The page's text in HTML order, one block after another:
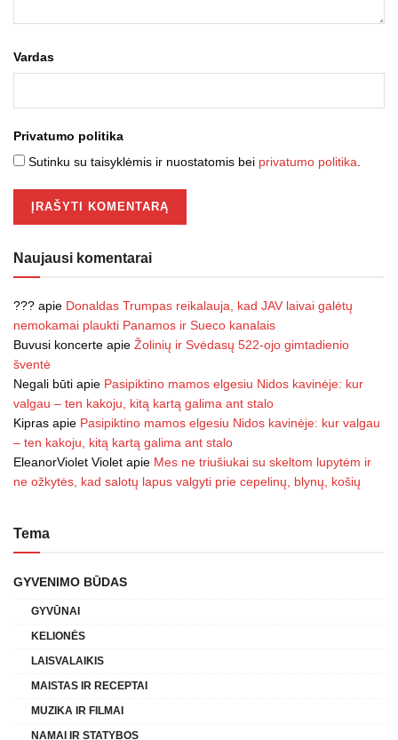
Vardas
Privatumo politika
Sutinku su taisyklėmis ir nuostatomis bei privatumo politika
Naujausi komentarai
??? apie Donaldas Trumpas reikalauja, kad JAV laivai galėtų
nemokamai plaukti Panamos ir Sueco kanalais
Buvusi koncerte apie Žolinių ir Svėdasų 522-ojo gimtadienio
šventė
Negali būti apie Pasipiktino mamos elgesiu Nidos kavinėje: kur
valgau – ten kakoju, kitą kartą galima ant stalo
Kipras apie Pasipiktino mamos elgesiu Nidos kavinėje: kur valgau
– ten kakoju, kitą kartą galima ant stalo
EleanorViolet Violet apie Mes ne triušiukai su skeltom lupytėm ir
ne ožkytės, kad salotų lapus valgyti prie cepelinų, blynų, košių
Tema
GYVENIMO BŪDAS
GYVŪNAI
KELIONĖS
LAISVALAIKIS
MAISTAS IR RECEPTAI
MUZIKA IR FILMAI
NAMAI IR STATYBOS